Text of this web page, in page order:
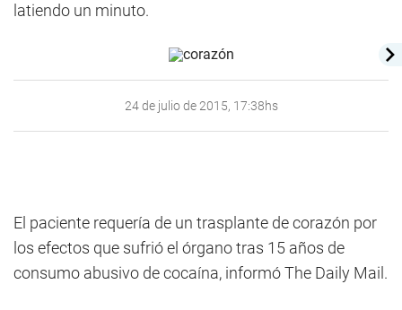
latiendo un minuto.
24 de julio de 2015, 17:38hs
El paciente requería de un trasplante de corazón por
los efectos que sufrió el órgano tras 15 años de
consumo abusivo de cocaína, informó The Daily Mail.